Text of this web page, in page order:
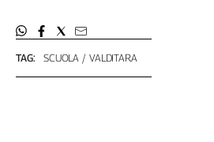
Emilia-
Romagna
TAG: SCUOLA VALDITARA